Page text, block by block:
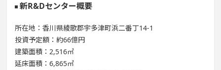
新R&Dセンター概要
所在地：香川県綾歌郡宇多津町浜二番丁14-1
投資予定額：約66億円
建築面積：2,516㎡
延床面積：6,865㎡